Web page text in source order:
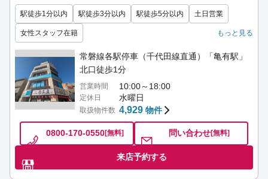
駅徒歩1分以内 駅徒歩3分以内 駅徒歩5分以内 土日営業
女性スタッフ在籍 もっと見る
常磐線各駅停車（千代田線直通）「亀有駅」
北口徒歩1分
営業時間 10:00～18:00
定休日 水曜日
取扱物件数 4,929 物件
0800-170-0550[無料] 問い合わせ[無料]
来店予約する